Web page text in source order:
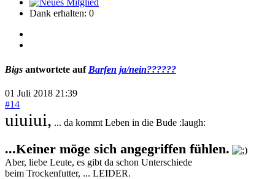
Dank erhalten: 0
Bigs antwortete auf Barfen ja/nein??????
01 Juli 2018 21:39
#14
uiuiui, ... da kommt Leben in die Bude :laugh:
...Keiner möge sich angegriffen fühlen.
Aber, liebe Leute, es gibt da schon Unterschiede
beim Trockenfutter, ... LEIDER.